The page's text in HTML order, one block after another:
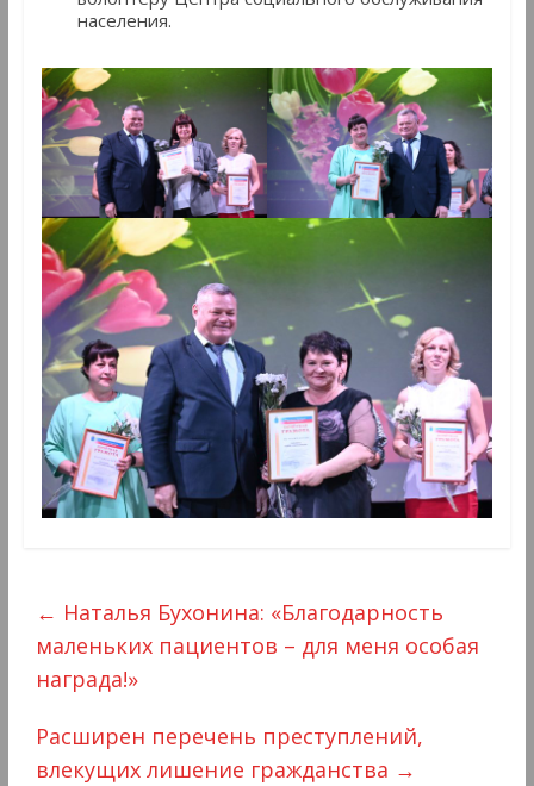
населения.
← Наталья Бухонина: «Благодарность
маленьких пациентов – для меня особая
награда!»
Расширен перечень преступлений,
влекущих лишение гражданства →